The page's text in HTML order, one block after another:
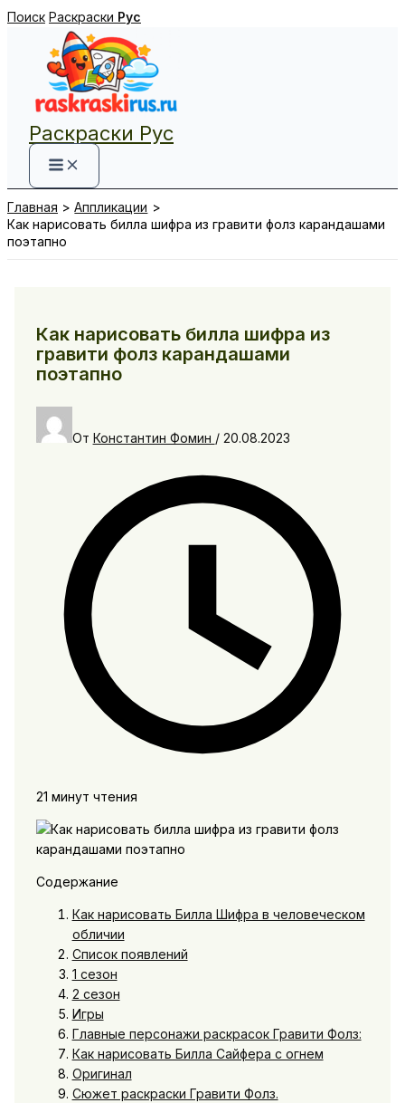
Перейти
содержимому
Поиск Раскраски Рус
Раскраски Рус
Главная
Аппликации
Как нарисовать билла шифра из гравити фолз карандашами
поэтапно
Как нарисовать билла шифра из
гравити фолз карандашами
поэтапно
От Константин Фомин / 20.08.2023
21 минут чтения
Содержание
Как нарисовать Билла Шифра в человеческом
обличии
Список появлений
1 сезон
2 сезон
Игры
Главные персонажи раскрасок Гравити Фолз:
Как нарисовать Билла Сайфера с огнем
Оригинал
Сюжет раскраски Гравити Фолз.